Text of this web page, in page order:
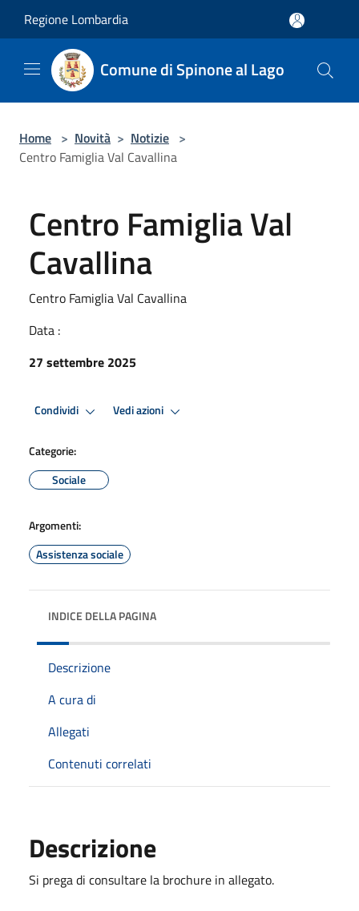
Regione Lombardia
Comune di Spinone al Lago
Home > Novità > Notizie >
Centro Famiglia Val Cavallina
Centro Famiglia Val
Cavallina
Centro Famiglia Val Cavallina
Data :
27 settembre 2025
Condividi Vedi azioni
Categorie:
Sociale
Argomenti:
Assistenza sociale
INDICE DELLA PAGINA
Descrizione
A cura di
Allegati
Contenuti correlati
Descrizione
Si prega di consultare la brochure in allegato.